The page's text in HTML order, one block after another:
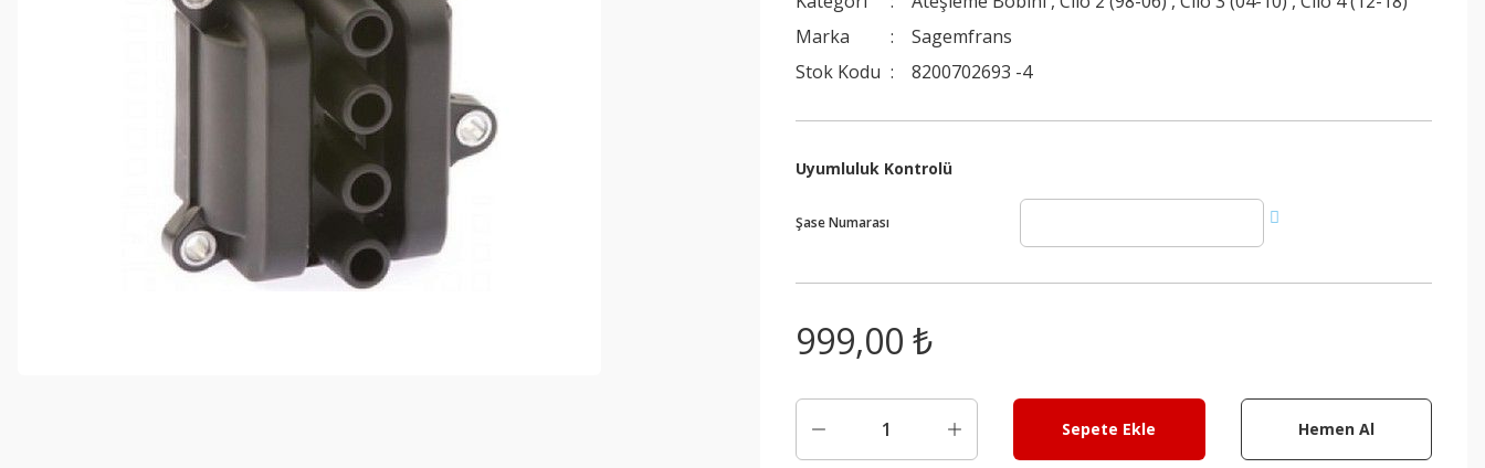
Marka
Sagemfrans
Stok Kodu
8200702693 -4
Uyumluluk Kontrolü
Şase Numarası
999,00 ₺
Sepete Ekle Hemen Al